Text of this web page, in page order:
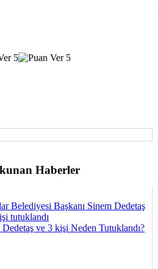
Haberler
Belediyesi Başkanı Sinem Dedetaş
tutuklandı
Dedetaş ve 3 kişi Neden Tutuklandı?